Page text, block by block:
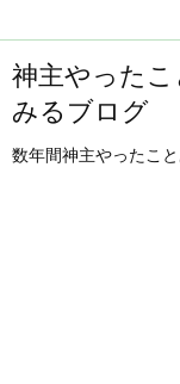
神主やった
みるブログ
数年間神主やったこ